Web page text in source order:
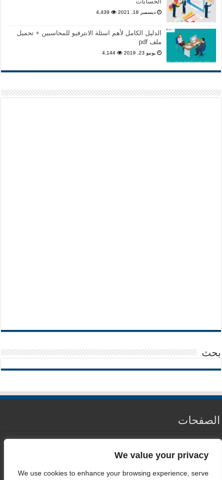
We value your privacy
We use cookies to enhance your browsing experience, serve
ديسمبر 18, 2021 4,439
الدليل الكامل لأهم اسئلة الانترفيو للمحاسبين + تحميل
ملف pdf
يونيو 23, 2019 4,144
بحث
الصفحات
سياسة الخصوصية
اتصل بنا